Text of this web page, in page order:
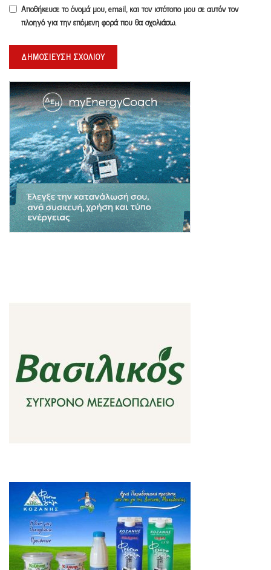
Αποθήκευσε το όνομά μου, email, και τον ιστότοπο μου σε αυτόν τον
πλοηγό για την επόμενη φορά που θα σχολιάσω.